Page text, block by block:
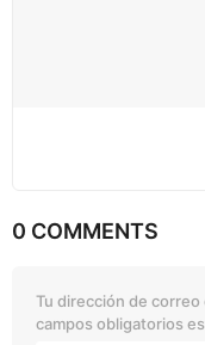
0 COMMENTS
Tu dirección de
campos obligatorios